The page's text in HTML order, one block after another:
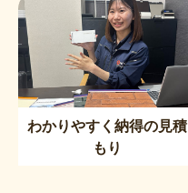
わかりやすく納得の見積
もり